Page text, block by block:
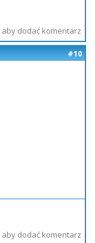
aby dodać komentarz
#10
aby dodać komentarz